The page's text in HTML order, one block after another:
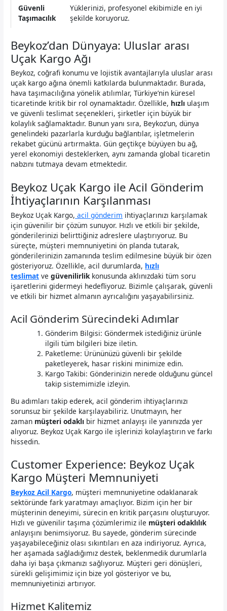
Güvenli
Taşımacılık
Yüklerinizi, profesyonel ekibimizle en iyi
şekilde koruyoruz.
Beykoz’dan Dünyaya: Uluslar arası
Uçak Kargo Ağı
Beykoz, coğrafi konumu ve lojistik avantajlarıyla uluslar arası
uçak kargo ağına önemli katkılarda bulunmaktadır. Burada,
hava taşımacılığına yönelik atılımlar, Türkiye’nin küresel
ticaretinde kritik bir rol oynamaktadır. Özellikle, hızlı ulaşım
ve güvenli teslimat seçenekleri, şirketler için büyük bir
kolaylık sağlamaktadır. Bunun yanı sıra, Beykoz’un, dünya
genelindeki pazarlarla kurduğu bağlantılar, işletmelerin
rekabet gücünü artırmakta. Gün geçtikçe büyüyen bu ağ,
yerel ekonomiyi desteklerken, aynı zamanda global ticaretin
nabzını tutmaya devam etmektedir.
Beykoz Uçak Kargo ile Acil Gönderim
İhtiyaçlarının Karşılanması
Beykoz Uçak Kargo, acil gönderim ihtiyaçlarınızı karşılamak
için güvenilir bir çözüm sunuyor. Hızlı ve etkili bir şekilde,
gönderilerinizi belirttiğiniz adreslere ulaştırıyoruz. Bu
süreçte, müşteri memnuniyetini ön planda tutarak,
gönderilerinizin zamanında teslim edilmesine büyük bir özen
gösteriyoruz. Özellikle, acil durumlarda, hızlı
teslimat vegüvenilirlikkonusunda aklınızdaki tüm soru
işaretlerini gidermeyi hedefliyoruz. Bizimle çalışarak, güvenli
ve etkili bir hizmet almanın ayrıcalığını yaşayabilirsiniz.
Acil Gönderim Sürecindeki Adımlar
Gönderim Bilgisi: Göndermek istediğiniz ürünle
ilgili tüm bilgileri bize iletin.
Paketleme: Ürününüzü güvenli bir şekilde
paketleyerek, hasar riskini minimize edin.
Kargo Takibi: Gönderinizin nerede olduğunu güncel
takip sistemimizle izleyin.
Bu adımları takip ederek, acil gönderim ihtiyaçlarınızı
sorunsuz bir şekilde karşılayabiliriz. Unutmayın, her
zaman müşteri odaklı bir hizmet anlayışı ile yanınızda yer
alıyoruz. Beykoz Uçak Kargo ile işlerinizi kolaylaştırın ve farkı
hissedin.
Customer Experience: Beykoz Uçak
Kargo Müşteri Memnuniyeti
Beykoz Acil Kargo, müşteri memnuniyetine odaklanarak
sektöründe fark yaratmayı amaçlıyor. Bizim için her bir
müşterinin deneyimi, sürecin en kritik parçasını oluşturuyor.
Hızlı ve güvenilir taşıma çözümlerimiz ile müşteri odaklılık
anlayışını benimsiyoruz. Bu sayede, gönderim sürecinde
yaşayabileceğiniz olası sıkıntıları en aza indiriyoruz. Ayrıca,
her aşamada sağladığımız destek, beklenmedik durumlarla
daha iyi başa çıkmanızı sağlıyoruz. Müşteri geri dönüşleri,
sürekli gelişimimiz için bize yol gösteriyor ve bu,
memnuniyetinizi artırıyor.
Hizmet Kalitemiz